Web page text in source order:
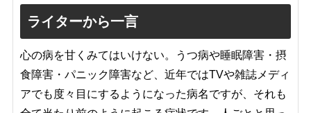
ライターから一言
心の病を甘くみてはいけない。うつ病や睡眠障害・摂
食障害・パニック障害など、近年ではTVや雑誌メディ
アでも度々目にするようになった病名ですが、それも